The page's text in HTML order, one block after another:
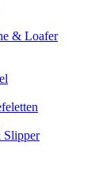
& Loafer
Slipper